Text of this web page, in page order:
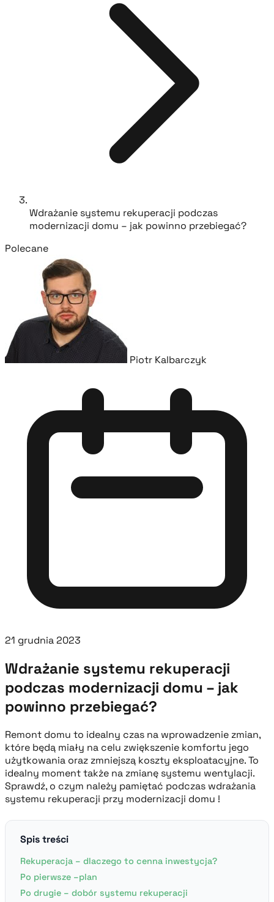
Wdrażanie systemu rekuperacji podczas
modernizacji domu – jak powinno przebiegać?
Polecane
Piotr Kalbarczyk
21 grudnia 2023
Wdrażanie systemu rekuperacji
podczas modernizacji domu – jak
powinno przebiegać?
Remont domu to idealny czas na wprowadzenie zmian,
które będą miały na celu zwiększenie komfortu jego
użytkowania oraz zmniejszą koszty eksploatacyjne. To
idealny moment także na zmianę systemu wentylacji.
Sprawdź, o czym należy pamiętać podczas wdrażania
systemu rekuperacji przy modernizacji domu !
Spis treści
Rekuperacja – dlaczego to cenna inwestycja?
Po pierwsze –plan
Po drugie – dobór systemu rekuperacji